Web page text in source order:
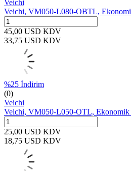
Veichi
Veichi, VM050-L080-OBTL,
45,00 USD KDV
33,75 USD KDV
%25 İndirim
(0)
Veichi
Veichi, VM050-L050-OTL, Ekonomik
25,00 USD KDV
18,75 USD KDV